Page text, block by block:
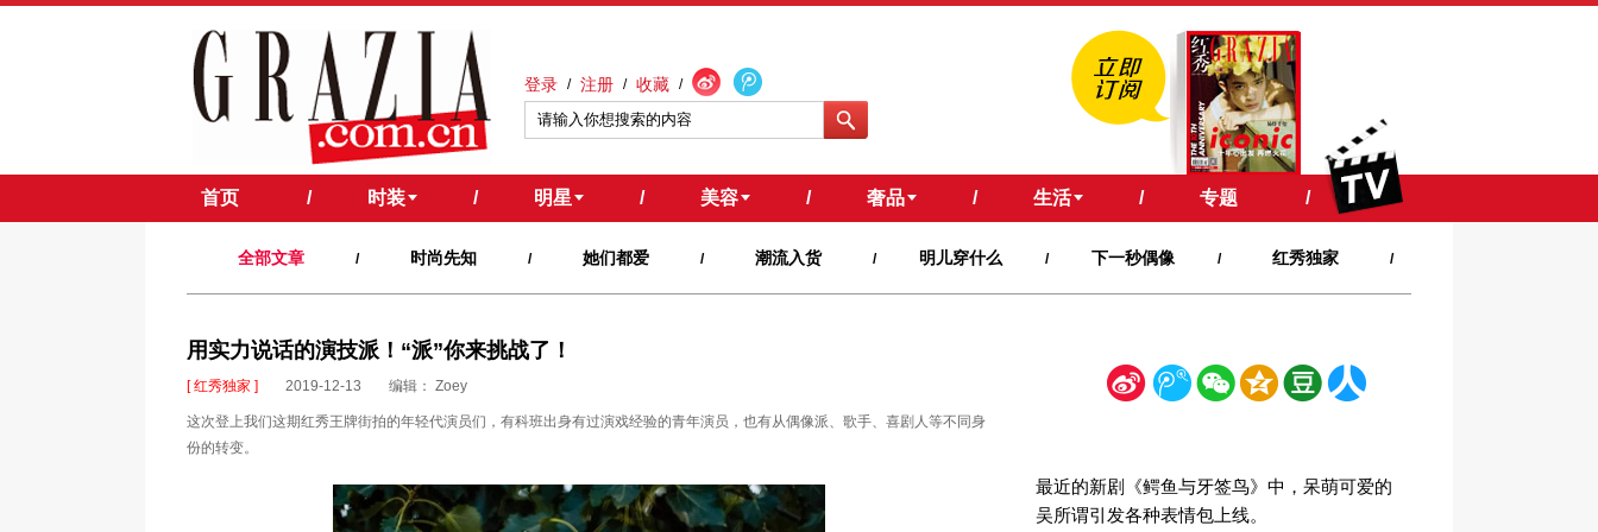
登录 / 注册 / 收藏 /
首页 / 时装 / 明星 / 美容 / 奢品 / 生活 / 专题 /
全部文章 / 时尚先知 / 她们都爱 / 潮流入货 / 明儿穿什么 / 下一秒偶像 / 红秀独家 /
用实力说话的演技派！“派”你来挑战了！
[ 红秀独家 ] 2019-12-13 编辑： Zoey
这次登上我们这期红秀王牌街拍的年轻代演员们，有科班出身有过演戏经验的青年演员，也有从偶像派、歌手、喜剧人等不同身
份的转变。
新 腾 微 空 豆
最近的新剧《鳄鱼与牙签鸟》中，呆萌可爱的
吴所谓引发各种表情包上线。